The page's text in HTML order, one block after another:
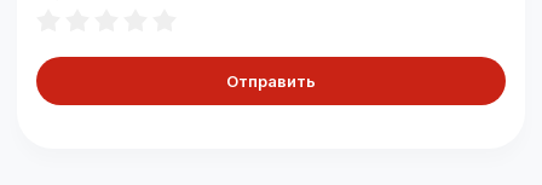
Отправить